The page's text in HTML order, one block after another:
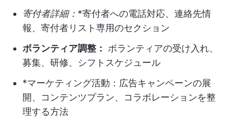
寄付者詳細： *寄付者への電話対応、連絡先情
報、寄付者リスト専用のセクション
ボランティア調整：
ボランティアの受け入れ、
募集、研修、シフトスケジュール
*マーケティング活動：広告キャンペーンの展
開、コンテンツプラン、コラボレーションを整
理する方法